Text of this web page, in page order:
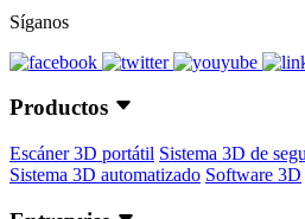
Síganos
Productos
Escáner 3D portátil Sistema 3D de
Sistema 3D automatizado Software 3D